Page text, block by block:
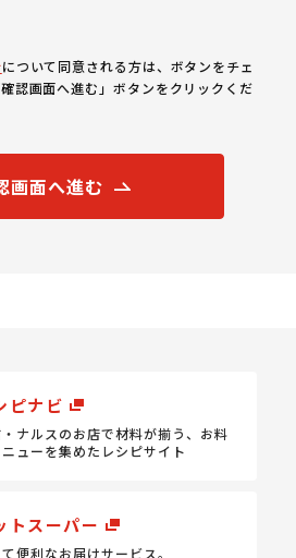
について同意される方は、ボタンをチェ
認画面へ進む」ボタンをクリックくだ
画面へ進む
ピナビ
ナルスのお店で材料が揃う、 お料
ューを集めたレシピサイト
トスーパー
便利なお届けサービス。